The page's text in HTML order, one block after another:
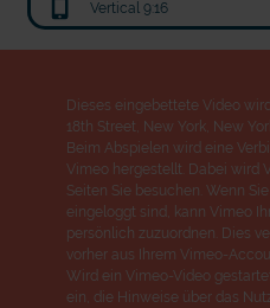
oder "Deppen der "Wir bauen
Vertical 9:16
Dieses eingebettete Video
18th Street, New York, New
Beim Abspielen wird eine
Vimeo hergestellt. Dabei wird
Seiten Sie besuchen. Wenn
eingeloggt sind, kann Vimeo
persönlich zuzuordnen. Dies
vorher aus Ihrem Vimeo-
Wird ein Vimeo-Video
ein, die Hinweise über das